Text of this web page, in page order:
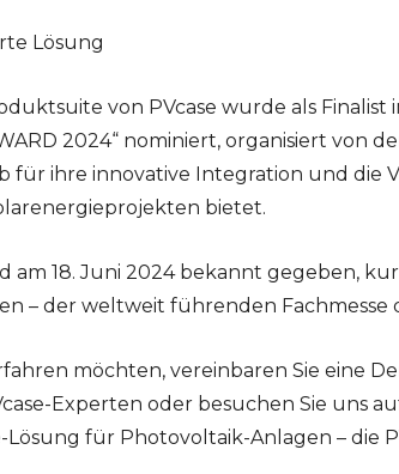
Lösung
von PVcase wurde als
2024“ nominiert, organisiert von
für ihre innovative Integration und die
bietet.
am 18. Juni 2024 bekannt gegeben,
– der weltweit führenden Fachmesse
möchten, vereinbaren Sie eine
Experten oder besuchen Sie uns
Lösung für Photovoltaik-Anlagen – die